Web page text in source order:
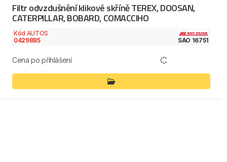
Filtr odvzdušnění klikové skříně TEREX, DOOSAN,
CATERPILLAR, BOBARD, COMACCIHO
Kód AUTOS
0429885
SAO 16751
Cena po přihlášení